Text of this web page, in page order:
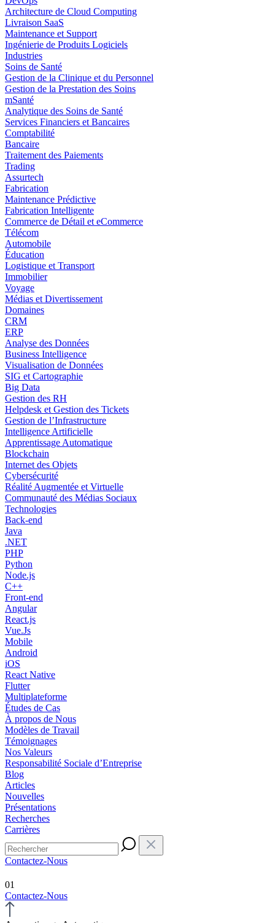
Architecture de Cloud Computing
Livraison SaaS
Maintenance et Support
Ingénierie de Produits Logiciels
Industries
Soins de Santé
Gestion de la Clinique et du Personnel
Gestion de la Prestation des Soins
mSanté
Analytique des Soins de Santé
Services Financiers et Bancaires
Comptabilité
Bancaire
Traitement des Paiements
Trading
Assurtech
Fabrication
Maintenance Prédictive
Fabrication Intelligente
Commerce de Détail et eCommerce
Télécom
Automobile
Éducation
Logistique et Transport
Immobilier
Voyage
Médias et Divertissement
Domaines
CRM
ERP
Analyse des Données
Business Intelligence
Visualisation de Données
SIG et Cartographie
Big Data
Gestion des RH
Helpdesk et Gestion des Tickets
Gestion de l’Infrastructure
Intelligence Artificielle
Apprentissage Automatique
Blockchain
Internet des Objets
Cybersécurité
Réalité Augmentée et Virtuelle
Communauté des Médias Sociaux
Technologies
Back-end
Java
.NET
PHP
Python
Node.js
C++
Front-end
Angular
React.js
Vue.Js
Mobile
Android
iOS
React Native
Flutter
Multiplateforme
Études de Cas
À propos de Nous
Modèles de Travail
Témoignages
Nos Valeurs
Responsabilité Sociale d’Entreprise
Blog
Articles
Nouvelles
Présentations
Recherches
Carrières
Contactez-Nous
01
Contactez-Nous